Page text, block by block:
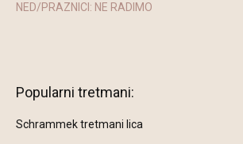
NED/PRAZNICI: NE RADIMO
Popularni tretmani:
Schrammek tretmani lica